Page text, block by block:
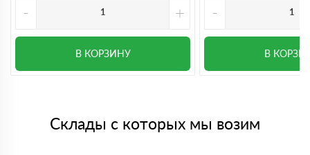
- +
В КОРЗИНУ
-
В
Склады с которых мы возим